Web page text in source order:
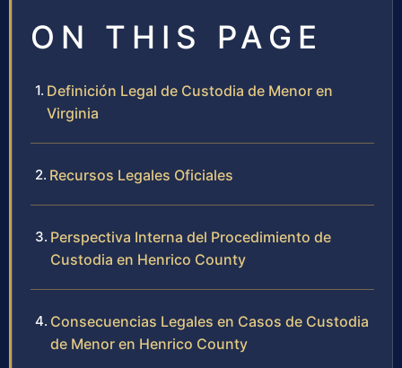
ON THIS PAGE
Definición Legal de Custodia de Menor en
Virginia
Recursos Legales Oficiales
Perspectiva Interna del Procedimiento de
Custodia en Henrico County
Consecuencias Legales en Casos de Custodia
de Menor en Henrico County